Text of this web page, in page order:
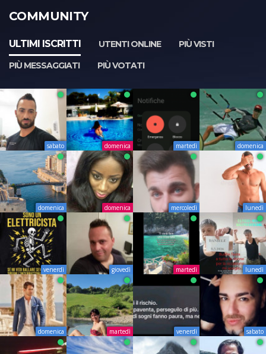
COMMUNITY
ULTIMI ISCRITTI UTENTI ONLINE
PIÙ VISTI
PIÙ MESSAGGIATI
PIÙ VOTATI
sabato domenica martedì domenica
domenica domenica mercoledì lunedì
venerdì giovedì martedì lunedì
domenica martedì venerdì sabato